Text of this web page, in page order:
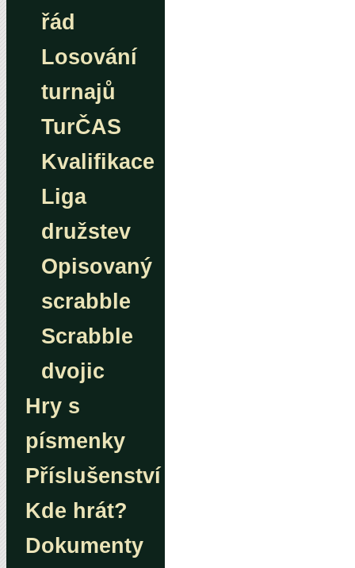
řád
Losování
turnajů
TurČAS
Kvalifikace
Liga
družstev
Opisovaný
scrabble
Scrabble
dvojic
Hry s
písmenky
Příslušenství
Kde hrát?
Dokumenty